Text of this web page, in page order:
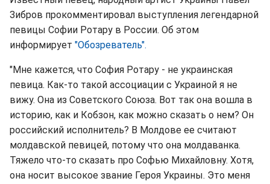
Зибров прокомментировал выступления легендарной
певицы Софии Ротару в России. Об этом
информирует "Обозреватель".
"Мне кажется, что София Ротару - не украинская
певица. Как-то такой ассоциации с Украиной я не
вижу. Она из Советского Союза. Вот так она вошла в
историю, как и Кобзон, как можно сказать о нем? Он
российский исполнитель? В Молдове ее считают
молдавской певицей, потому что она молдаванка.
Тяжело что-то сказать про Софью Михайловну. Хотя,
она носит высокое звание Героя Украины. Это меня